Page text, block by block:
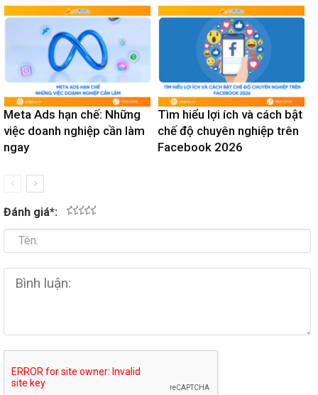
Meta Ads hạn chế: Những
việc doanh nghiệp cần làm
ngay
Tìm hiểu lợi ích và cách bật
chế độ chuyên nghiệp trên
Facebook 2026
Đánh giá*: